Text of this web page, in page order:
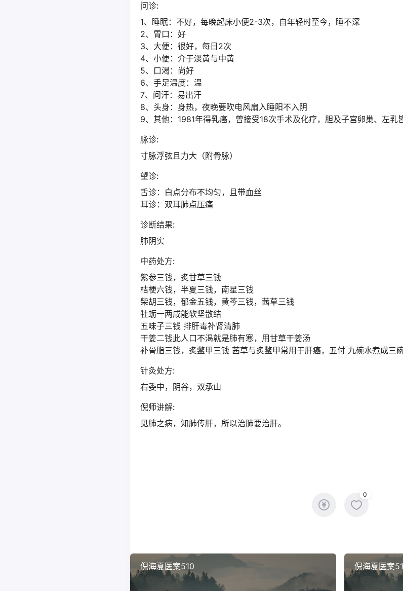
问诊:
1、睡眠：不好，每晚起床小便2-3次，自年轻时至今，睡不深
2、胃口：好
3、大便：很好，每日2次
4、小便：介于淡黄与中黄
5、口渴：尚好
6、手足温度：温
7、问汗：易出汗
8、头身：身热，夜晚要吹电风扇入睡阳不入阴
9、其他：1981年得乳癌，曾接受18次手术及化疗，胆及子宫卵巢、左乳
脉诊:
寸脉浮弦且力大（附骨脉）
望诊:
舌诊：白点分布不均匀，且带血丝
耳诊：双耳肺点压痛
诊断结果:
肺阴实
中药处方:
紫参三钱，炙甘草三钱
桔梗六钱，半夏三钱，南星三钱
柴胡三钱，郁金五钱，黄芩三钱，茜草三钱
牡蛎一两咸能软坚散结
五味子三钱 排肝毒补肾清肺
干姜二钱此人口不渴就是肺有寒，用甘草干姜汤
补骨脂三钱，炙鳖甲三钱 茜草与炙鳖甲常用于肝癌，五付 九碗水煮成三
针灸处方:
右委中，阴谷，双承山
倪师讲解:
见肺之病，知肺传肝，所以治肺要治肝。
0
倪海夏医案510 倪海夏医案